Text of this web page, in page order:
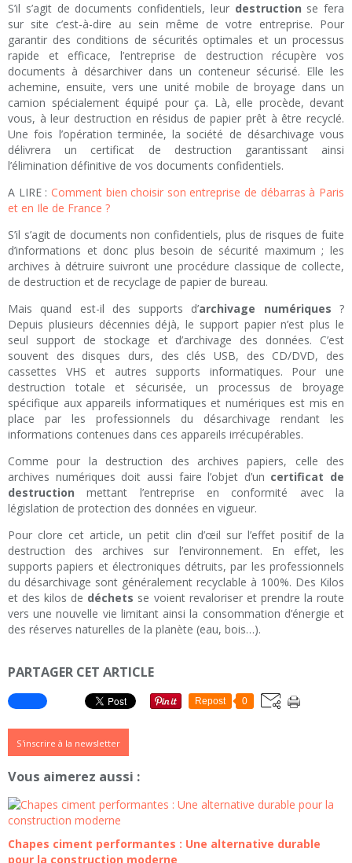
S’il s’agit de documents confidentiels, leur destruction se fera
sur site c’est-à-dire au sein même de votre entreprise. Pour
garantir des conditions de sécurités optimales et un processus
rapide et efficace, l’entreprise de destruction récupère vos
documents à désarchiver dans un conteneur sécurisé. Elle les
achemine, ensuite, vers une unité mobile de broyage dans un
camion spécialement équipé pour ça. Là, elle procède, devant
vous, à leur destruction en résidus de papier prêt à être recyclé.
Une fois l’opération terminée, la société de désarchivage vous
délivrera un certificat de destruction garantissant ainsi
l’élimination définitive de vos documents confidentiels.
A LIRE : Comment bien choisir son entreprise de débarras à Paris
et en Ile de France ?
S’il s’agit de documents non confidentiels, plus de risques de fuite
d’informations et donc plus besoin de sécurité maximum ; les
archives à détruire suivront une procédure classique de collecte,
de destruction et de recyclage de papier de bureau.
Mais quand est-il des supports d’archivage numériques ?
Depuis plusieurs décennies déjà, le support papier n’est plus le
seul support de stockage et d’archivage des données. C’est
souvent des disques durs, des clés USB, des CD/DVD, des
cassettes VHS et autres supports informatiques. Pour une
destruction totale et sécurisée, un processus de broyage
spécifique aux appareils informatiques et numériques est mis en
place par les professionnels du désarchivage rendant les
informations contenues dans ces appareils irrécupérables.
Comme pour la destruction des archives papiers, celle des
archives numériques doit aussi faire l’objet d’un certificat de
destruction mettant l’entreprise en conformité avec la
législation de protection des données en vigueur.
Pour clore cet article, un petit clin d’œil sur l’effet positif de la
destruction des archives sur l’environnement. En effet, les
supports papiers et électroniques détruits, par les professionnels
du désarchivage sont généralement recyclable à 100%. Des Kilos
et des kilos de déchets se voient revaloriser et prendre la route
vers une nouvelle vie limitant ainsi la consommation d’énergie et
des réserves naturelles de la planète (eau, bois…).
PARTAGER CET ARTICLE
Repost 0
S'inscrire à la newsletter
Vous aimerez aussi :
Chapes ciment performantes : Une alternative durable
pour la construction moderne